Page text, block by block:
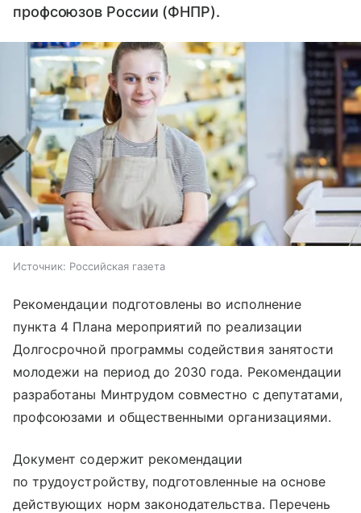
профсоюзов России (ФНПР).
Источник: Российская газета
Рекомендации подготовлены во исполнение
пункта 4 Плана мероприятий по реализации
Долгосрочной программы содействия занятости
молодежи на период до 2030 года. Рекомендации
разработаны Минтрудом совместно с депутатами,
профсоюзами и общественными организациями.
Документ содержит рекомендации
по трудоустройству, подготовленные на основе
действующих норм законодательства. Перечень